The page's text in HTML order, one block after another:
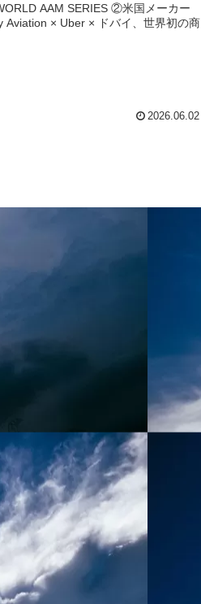
AAM SERIES ②米国メーカー
× Uber × ドバイ、世界初の商
2026.06.02